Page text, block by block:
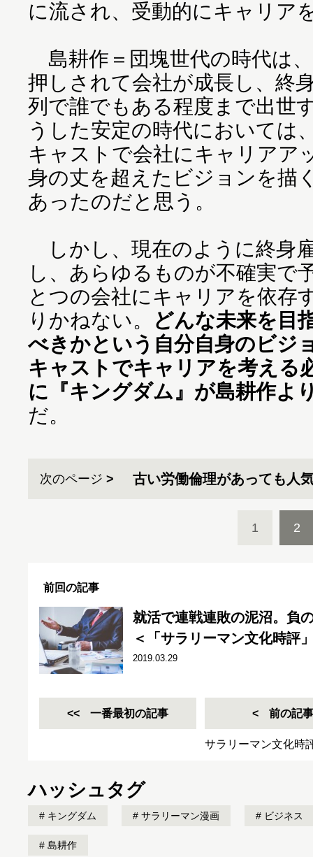
に流され、受動的にキャリア
島耕作＝団塊世代の時代は
押しされて会社が成長し、終
列で誰でもある程度まで出世
うした安定の時代においては
キャストで会社にキャリアア
身の丈を超えたビジョンを描
あったのだと思う。
しかし、現在のように終身
し、あらゆるものが不確実で
とつの会社にキャリアを依存
りかねない。
どんな未来を目
べきかという自分自身のビジ
キャストでキャリアを考える
に『キングダム』が島耕作よ
だ。
次のページ 古い労働倫理があっても人
1 2
前回の記事
就活で連戦連敗の泥沼。
＜「サラリーマン文化時評
2019.03.29
一番最初の記事 前の記事
サラリーマン文化時
ハッシュタグ
キングダム サラリーマン漫画 ビジネス
島耕作